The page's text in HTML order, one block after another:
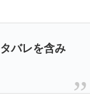
バレを含み